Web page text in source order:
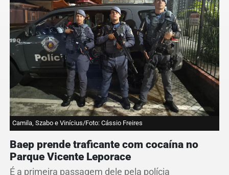
Camila, Szabo e Vinícius/Foto: Cássio Freires
Baep prende traficante com cocaína no
Parque Vicente Leporace
É a primeira passagem dele pela polícia